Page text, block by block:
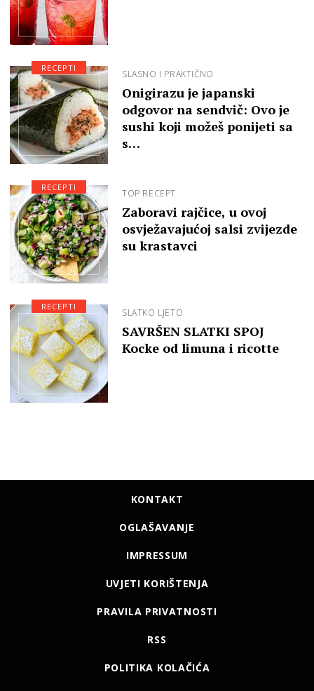
SLASNO I PRAKTIČNO
Onigirazu je japanski
odgovor na sendvič: Ovo je
sushi koji možeš ponijeti sa
s…
RECEPTI
TOP RECEPT
Zaboravi rajčice, u ovoj
osvježavajućoj salsi zvijezde
su krastavci
RECEPTI
SLATKO LJETO
SAVRŠEN SLATKI SPOJ
Kocke od limuna i ricotte
RECEPTI
KONTAKT
OGLAŠAVANJE
IMPRESSUM
UVJETI KORIŠTENJA
PRAVILA PRIVATNOSTI
RSS
POLITIKA KOLAČIĆA